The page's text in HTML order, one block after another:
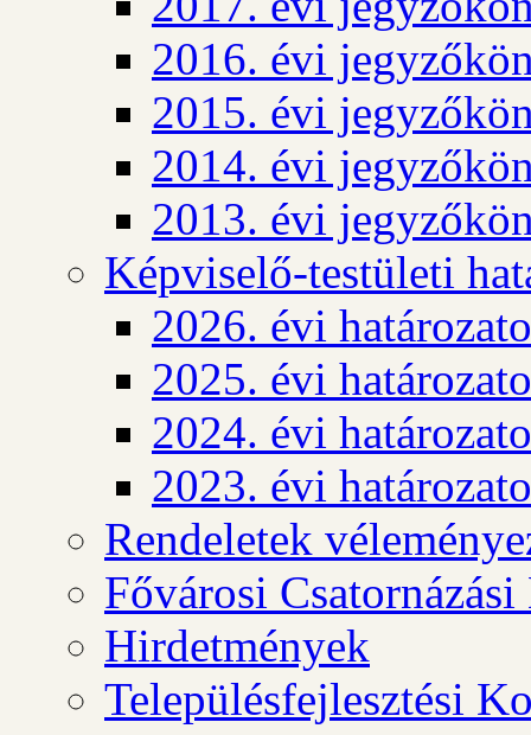
2016. évi
2015. évi
2014. évi
2013. évi
Képviselő-testületi
2026. évi
2025. évi
2024. évi
2023. évi
Rendeletek
Fővárosi
Hirdetmények
Településfejlesztési